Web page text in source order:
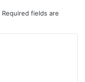
Required fields are